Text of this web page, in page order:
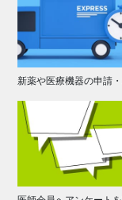
新薬や医療機器の申請